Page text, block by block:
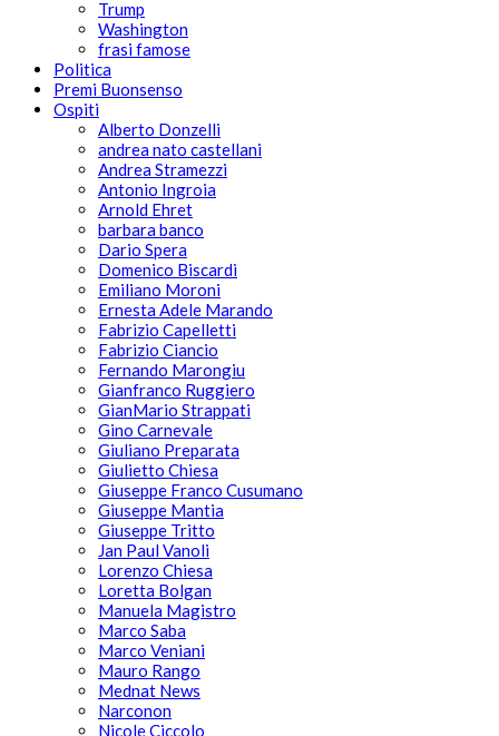
Trump
Washington
frasi famose
Politica
Premi Buonsenso
Ospiti
Alberto Donzelli
andrea nato castellani
Andrea Stramezzi
Antonio Ingroia
Arnold Ehret
barbara banco
Dario Spera
Domenico Biscardi
Emiliano Moroni
Ernesta Adele Marando
Fabrizio Capelletti
Fabrizio Ciancio
Fernando Marongiu
Gianfranco Ruggiero
GianMario Strappati
Gino Carnevale
Giuliano Preparata
Giulietto Chiesa
Giuseppe Franco Cusumano
Giuseppe Mantia
Giuseppe Tritto
Jan Paul Vanoli
Lorenzo Chiesa
Loretta Bolgan
Manuela Magistro
Marco Saba
Marco Veniani
Mauro Rango
Mednat News
Narconon
Nicole Ciccolo